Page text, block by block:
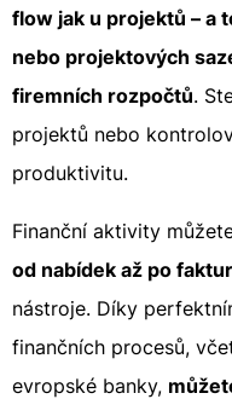
flow jak u projektů – a
nebo projektových
firemních rozpočtů.
projektů nebo
produktivitu.
Finanční aktivity
od nabídek až po
nástroje. Díky
finančních procesů,
evropské banky,